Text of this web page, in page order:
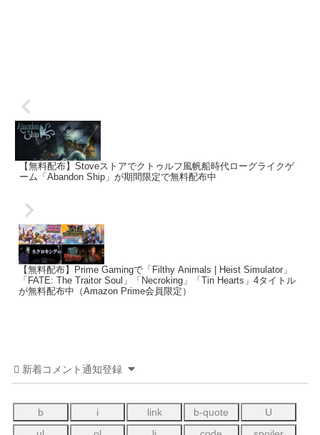
【無料配布】Stoveストアでクトゥルフ風帆船時代ローグライクゲ
ーム「Abandon Ship」が期間限定で無料配布中
【無料配布】Prime Gamingで「Filthy Animals | Heist Simulator」
「FATE: The Traitor Soul」「Necroking」「Tin Hearts」4タイトル
が無料配布中（Amazon Prime会員限定）
新着コメント通知登録